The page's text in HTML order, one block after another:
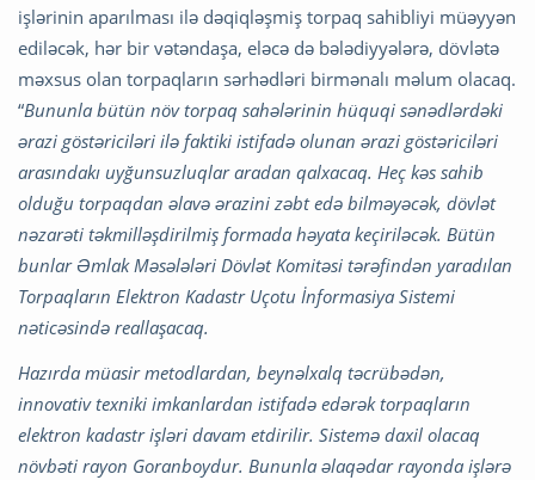
işlərinin aparılması ilə dəqiqləşmiş torpaq sahibliyi müəyyən
ediləcək, hər bir vətəndaşa, eləcə də bələdiyyələrə, dövlətə
məxsus olan torpaqların sərhədləri birmənalı məlum olacaq.
“Bununla bütün növ torpaq sahələrinin hüquqi sənədlərdəki
ərazi göstəriciləri ilə faktiki istifadə olunan ərazi göstəriciləri
arasındakı uyğunsuzluqlar aradan qalxacaq. Heç kəs sahib
olduğu torpaqdan əlavə ərazini zəbt edə bilməyəcək, dövlət
nəzarəti təkmilləşdirilmiş formada həyata keçiriləcək. Bütün
bunlar Əmlak Məsələləri Dövlət Komitəsi tərəfindən yaradılan
Torpaqların Elektron Kadastr Uçotu İnformasiya Sistemi
nəticəsində reallaşacaq.
Hazırda müasir metodlardan, beynəlxalq təcrübədən,
innovativ texniki imkanlardan istifadə edərək torpaqların
elektron kadastr işləri davam etdirilir. Sistemə daxil olacaq
növbəti rayon Goranboydur. Bununla əlaqədar rayonda işlərə